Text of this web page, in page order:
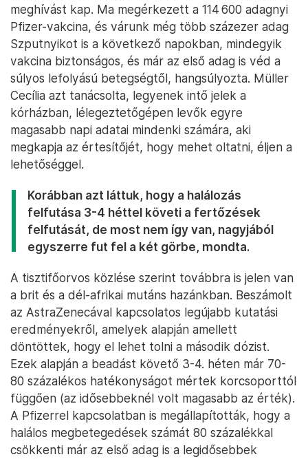
meghívást kap. Ma megérkezett a 114 600 adagnyi
Pfizer-vakcina, és várunk még több százezer adag
Szputnyikot is a következő napokban, mindegyik
vakcina biztonságos, és már az első adag is véd a
súlyos lefolyású betegségtől, hangsúlyozta. Müller
Cecília azt tanácsolta, legyenek intő jelek a
kórházban, lélegeztetőgépen levők egyre
magasabb napi adatai mindenki számára, aki
megkapja az értesítőjét, hogy mehet oltatni, éljen a
lehetőséggel.
Korábban azt láttuk, hogy a halálozás
felfutása 3-4 héttel követi a fertőzések
felfutását, de most nem így van, nagyjából
egyszerre fut fel a két görbe, mondta.
A tisztifőorvos közlése szerint továbbra is jelen van
a brit és a dél-afrikai mutáns hazánkban. Beszámolt
az AstraZenecával kapcsolatos legújabb kutatási
eredményekről, amelyek alapján amellett
döntöttek, hogy el lehet tolni a második dózist.
Ezek alapján a beadást követő 3-4. héten már 70-
80 százalékos hatékonyságot mértek korcsoporttól
függően (az idősebbeknél volt magasabb az érték).
A Pfizerrel kapcsolatban is megállapították, hogy a
halálos megbetegedések számát 80 százalékkal
csökkenti már az első adag is a legidősebbek